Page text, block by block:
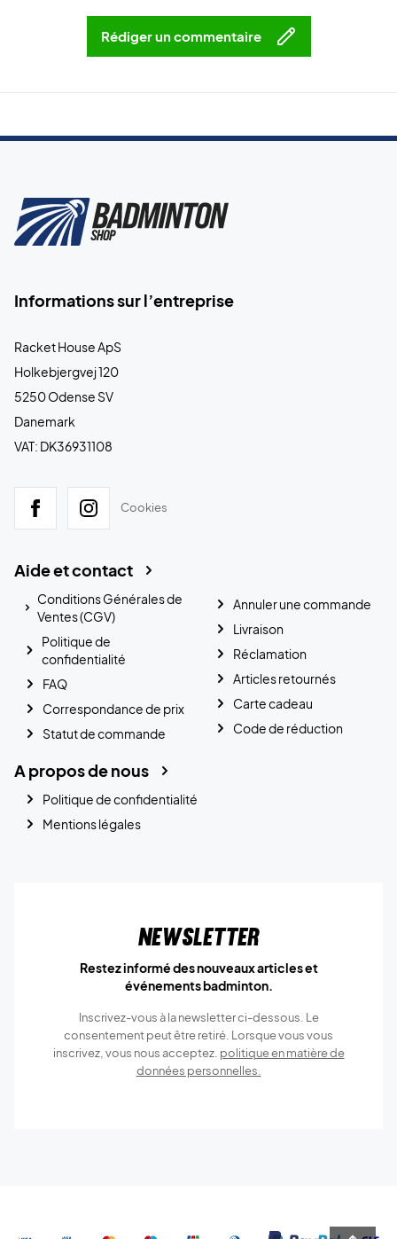
Rédiger un commentaire
Informations sur l’entreprise
Racket House ApS
Holkebjergvej 120
5250 Odense SV
Danemark
VAT: DK36931108
Cookies
Aide et contact
Conditions Générales de
Ventes (CGV)
Politique de
confidentialité
FAQ
Correspondance de prix
Statut de commande
Annuler une commande
Livraison
Réclamation
Articles retournés
Carte cadeau
Code de réduction
A propos de nous
Politique de confidentialité
Mentions légales
Newsletter
Restez informé des nouveaux articles et
événements badminton.
Inscrivez-vous à la newsletter ci-dessous. Le
consentement peut être retiré. Lorsque vous vous
inscrivez, vous nous acceptez. politique en matière de
données personnelles.